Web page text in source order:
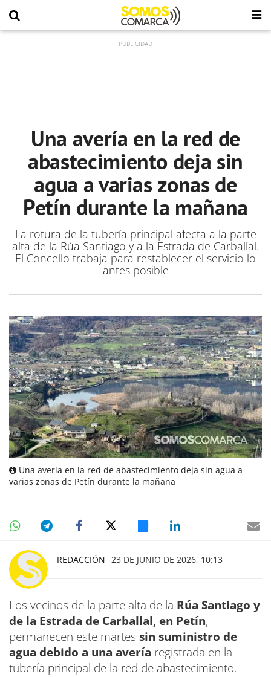
Una avería en la red de
abastecimiento deja sin
agua a varias zonas de
Petín durante la mañana
La rotura de la tubería principal afecta a la parte
alta de la Rúa Santiago y a la Estrada de Carballal.
El Concello trabaja para restablecer el servicio lo
antes posible
Una avería en la red de abastecimiento deja sin agua a
varias zonas de Petín durante la mañana
REDACCIÓN 23 DE JUNIO DE 2026, 10:13
Los vecinos de la parte alta de la Rúa Santiago y
de la Estrada de Carballal, en Petín,
permanecen este martes sin suministro de
agua debido a una avería registrada en la
tubería principal de la red de abastecimiento.